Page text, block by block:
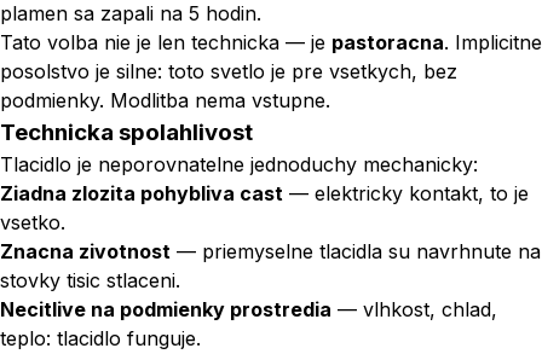
plamen sa zapali na 5 hodin.
Tato volba nie je len technicka — je pastoracna. Implicitne
posolstvo je silne: toto svetlo je pre vsetkych, bez
podmienky. Modlitba nema vstupne.
Technicka spolahlivost
Tlacidlo je neporovnatelne jednoduchy mechanicky:
Ziadna zlozita pohybliva cast — elektricky kontakt, to je
vsetko.
Znacna zivotnost — priemyselne tlacidla su navrhnute na
stovky tisic stlaceni.
Necitlive na podmienky prostredia — vlhkost, chlad,
teplo: tlacidlo funguje.